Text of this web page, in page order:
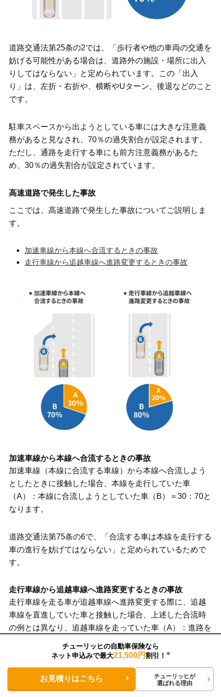
道路交通法第25条の2では、「歩行者や他の車両の交通を
妨げる可能性がある場合は、道路外の施設・場所に出入
りしてはならない」と定められています。この「出入
り」は、左折・右折や、横断やUターン、後退などのこと
です。
駐車スペースから出ようとしている車には大きな注意義
務があると見なされ、70％の過失割合が設定されます。
ただし、通路を走行する車にも前方注意義務があるた
め、30％の過失割合が設定されています。
高速道路で発生した事故
ここでは、高速道路で発生した事故についてご説明しま
す。
加速車線から本線へ合流するときの事故
走行車線から追越車線へ進路変更するときの事故
加速車線から本線へ合流するときの事故
加速車線（本線に合流する車線）から本線へ合流しよう
としたときに接触した場合、本線を走行していた車
（A）：本線に合流しようとしていた車（B）＝30：70と
なります。
道路交通法第75条の6で、「合流する車は本線を走行する
車の進行を妨げてはならない」と定められているためで
す。
走行車線から追越車線へ進路変更するときの事故
走行車線を走る車が追越車線へ進路変更する際に、追越
車線を直進していた車と接触した場合、上述した合流時
の例とは異なり、追越車線を走っていた車（A）：進路を
路変更は一般道路以上に注意が求められており、過失割
合も高めに設定されるためです。
自動車とバイク
チューリッヒの自動車保険なら
ネット申込みで最大21,500円割引！ ※
お見積りはこちら
チューリッヒが
選ばれる理由